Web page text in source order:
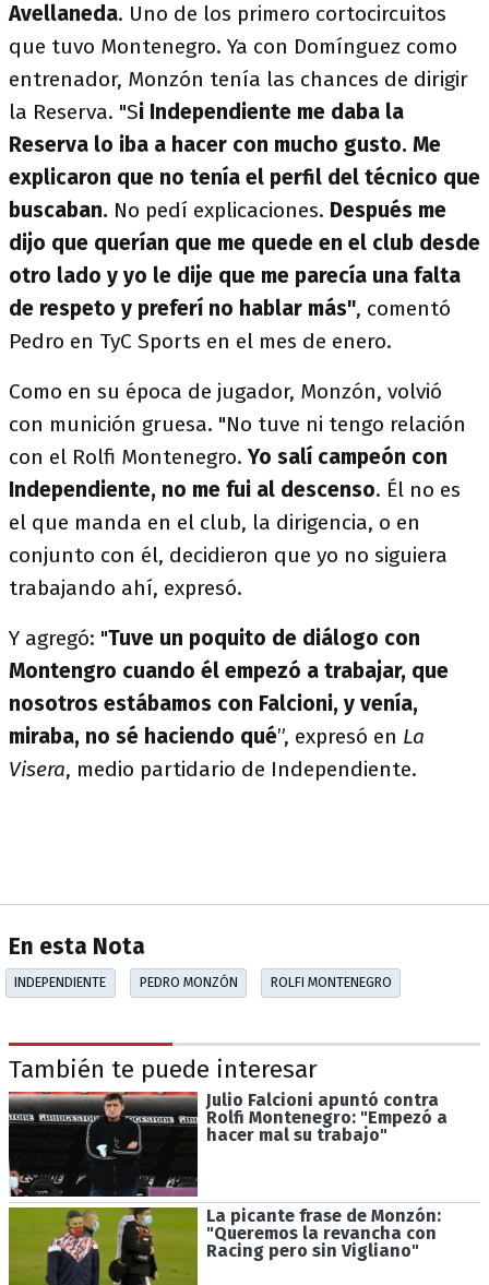
Avellaneda. Uno de los primero cortocircuitos
que tuvo Montenegro. Ya con Domínguez como
entrenador, Monzón tenía las chances de dirigir
la Reserva. "Si Independiente me daba la
Reserva lo iba a hacer con mucho gusto. Me
explicaron que no tenía el perfil del técnico que
buscaban. No pedí explicaciones. Después me
dijo que querían que me quede en el club desde
otro lado y yo le dije que me parecía una falta
de respeto y preferí no hablar más", comentó
Pedro en TyC Sports en el mes de enero.
Como en su época de jugador, Monzón, volvió
con munición gruesa. "No tuve ni tengo relación
con el Rolfi Montenegro. Yo salí campeón con
Independiente, no me fui al descenso. Él no es
el que manda en el club, la dirigencia, o en
conjunto con él, decidieron que yo no siguiera
trabajando ahí, expresó.
Y agregó: "Tuve un poquito de diálogo con
Montengro cuando él empezó a trabajar, que
nosotros estábamos con Falcioni, y venía,
miraba, no sé haciendo qué”, expresó en La
Visera, medio partidario de Independiente.
En esta Nota
INDEPENDIENTE PEDRO MONZÓN ROLFI MONTENEGRO
También te puede interesar
Julio Falcioni apuntó contra
Rolfi Montenegro: "Empezó a
hacer mal su trabajo"
La picante frase de Monzón:
"Queremos la revancha con
Racing pero sin Vigliano"